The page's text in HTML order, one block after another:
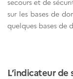
sur les bases de
quelques bases de
L’indicateur de